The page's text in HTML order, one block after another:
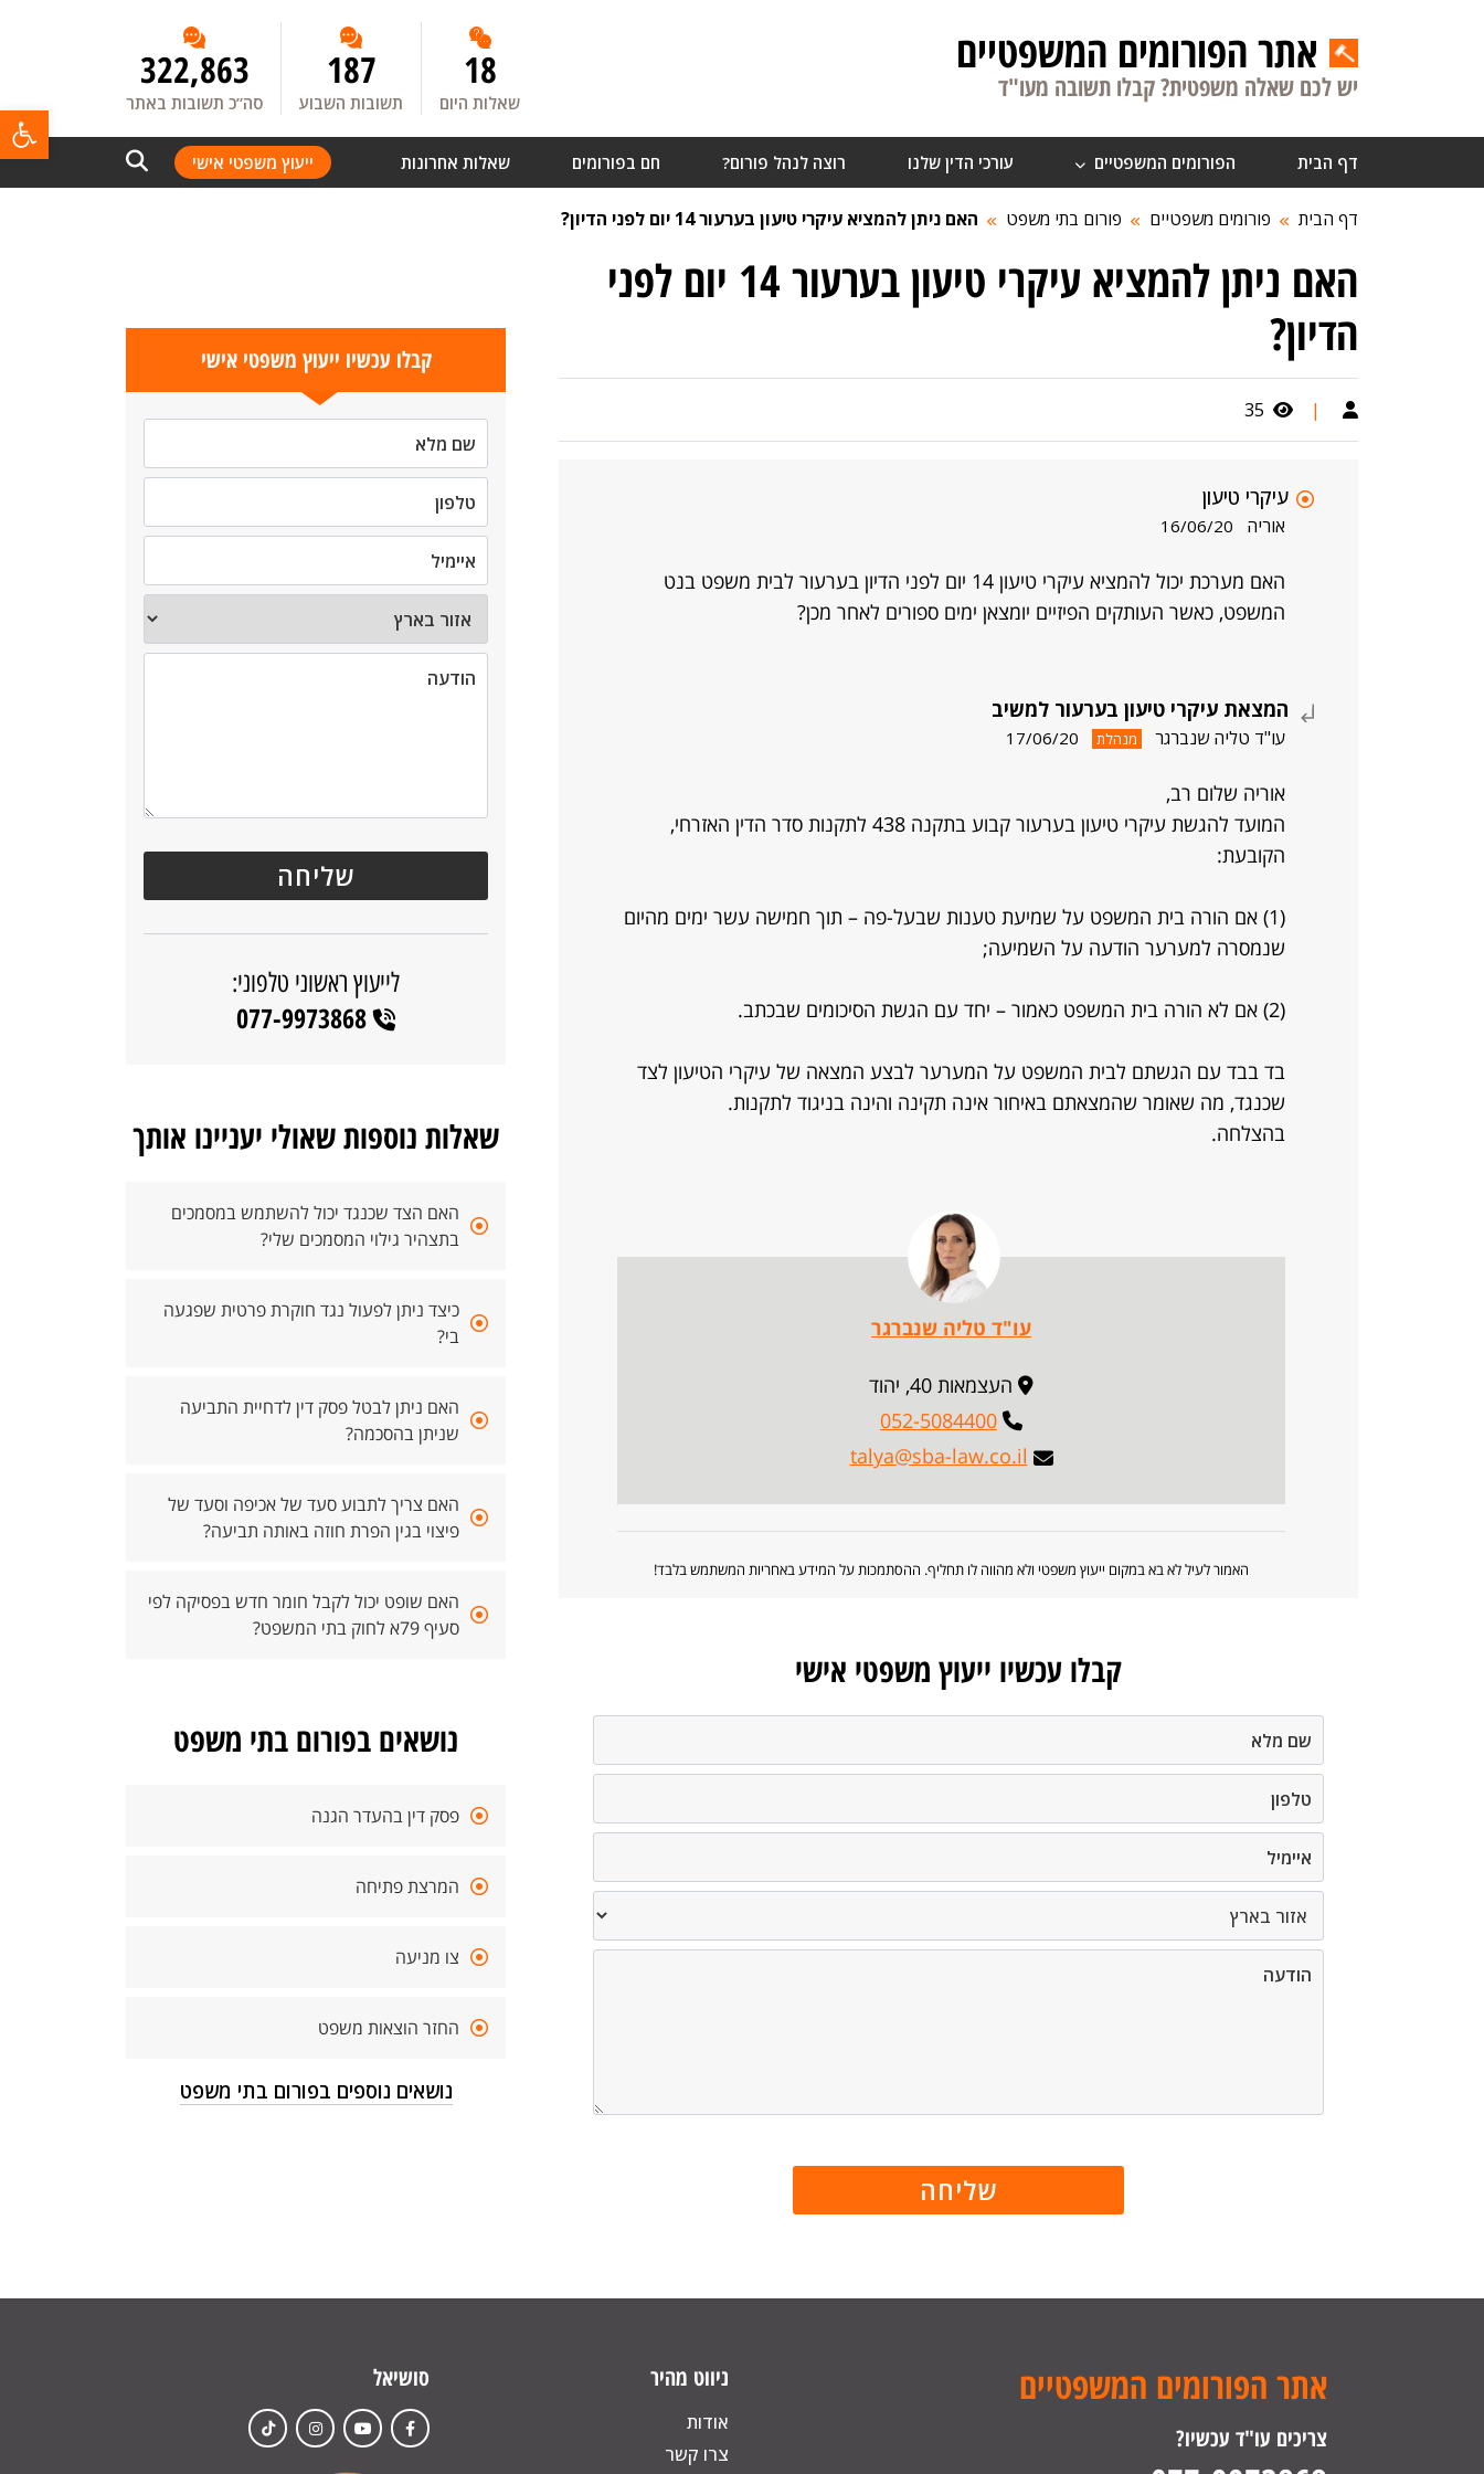
אתר הפורומים המשפטיים
יש לכם שאלה משפטית? קבלו תשובה מעו"ד 18
שאלות היום
187
תשובות השבוע
322,863
סה”כ תשובות באתר
דף הבית הפורומים המשפטיים עורכי הדין שלנו רוצה לנהל פורום? חם בפורומים שאלות אחרונות ייעוץ משפטי אישי
דף הבית פורומים משפטיים פורום בתי משפט האם ניתן להמציא עיקרי טיעון בערעור 14 יום לפני הדיון?
האם ניתן להמציא עיקרי טיעון בערעור 14 יום לפני
הדיון?
|
35
עיקרי טיעון
אוריה 16/06/20
האם מערכת יכול להמציא עיקרי טיעון 14 יום לפני הדיון בערעור לבית משפט בנט
המשפט, כאשר העותקים הפיזיים יומצאן ימים ספורים לאחר מכן?
המצאת עיקרי טיעון בערעור למשיב
עו"ד טליה שנברגר מנהלת 17/06/20
אוריה שלום רב,
המועד להגשת עיקרי טיעון בערעור קבוע בתקנה 438 לתקנות סדר הדין האזרחי,
הקובעת:
(1) אם הורה בית המשפט על שמיעת טענות שבעל-פה – תוך חמישה עשר ימים מהיום
שנמסרה למערער הודעה על השמיעה;
(2) אם לא הורה בית המשפט כאמור – יחד עם הגשת הסיכומים שבכתב.
בד בבד עם הגשתם לבית המשפט על המערער לבצע המצאה של עיקרי הטיעון לצד
שכנגד, מה שאומר שהמצאתם באיחור אינה תקינה והינה בניגוד לתקנות.
בהצלחה.
עו"ד טליה שנברגר
העצמאות 40, יהוד
052-5084400
talya@sba-law.co.il
האמור לעיל לא בא במקום ייעוץ משפטי ולא מהווה לו תחליף. ההסתמכות על המידע באחריות המשתמש בלבד!
קבלו עכשיו ייעוץ משפטי אישי
קבלו עכשיו ייעוץ משפטי אישי
לייעוץ ראשוני טלפוני:
077-9973868
שאלות נוספות שאולי יעניינו אותך
האם הצד שכנגד יכול להשתמש במסמכים
בתצהיר גילוי המסמכים שלי?
כיצד ניתן לפעול נגד חוקרת פרטית שפגעה
בי?
האם ניתן לבטל פסק דין לדחיית התביעה
שניתן בהסכמה?
האם צריך לתבוע סעד של אכיפה וסעד של
פיצוי בגין הפרת חוזה באותה תביעה?
האם שופט יכול לקבל חומר חדש בפסיקה לפי
סעיף 79א לחוק בתי המשפט?
נושאים בפורום בתי משפט
פסק דין בהעדר הגנה
המרצת פתיחה
צו מניעה
החזר הוצאות משפט
נושאים נוספים בפורום בתי משפט
אתר הפורומים המשפטיים
צריכים עו"ד עכשיו?
ניווט מהיר
אודות
צרו קשר
סושיאל